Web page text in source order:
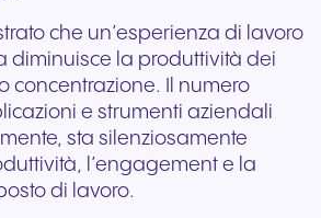
che un’esperienza di lavoro
diminuisce la produttività dei
concentrazione.
l numero
e strumenti aziendali
sta silenziosamente
l’engagement e la
di lavoro.